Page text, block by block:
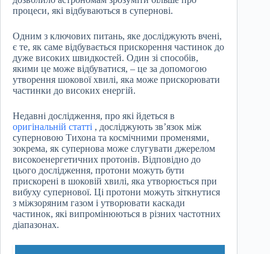
процеси, які відбуваються в супернові.
Одним з ключових питань, яке досліджують вчені,
є те, як саме відбувається прискорення частинок до
дуже високих швидкостей. Один зі способів,
якими це може відбуватися, – це за допомогою
утворення шокової хвилі, яка може прискорювати
частинки до високих енергій.
Недавні дослідження, про які йдеться в
оригінальній статті , досліджують зв’язок між
суперновою Тихона та космічними променями,
зокрема, як супернова може слугувати джерелом
високоенергетичних протонів. Відповідно до
цього дослідження, протони можуть бути
прискорені в шоковій хвилі, яка утворюється при
вибуху супернової. Ці протони можуть зіткнутися
з міжзоряним газом і утворювати каскади
частинок, які випромінюються в різних частотних
діапазонах.